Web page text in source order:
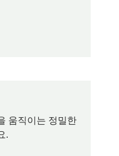
움직이는 정밀한
.